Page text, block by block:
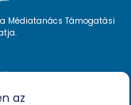
Médiatanács Támogatási
az